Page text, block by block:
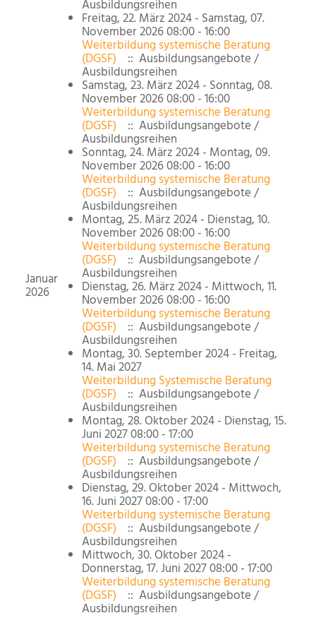
Januar
2026
Ausbildungsreihen
Freitag, 22. März 2024 - Samstag, 07.
November 2026 08:00 - 16:00
Weiterbildung systemische Beratung
(DGSF) :: Ausbildungsangebote /
Ausbildungsreihen
Samstag, 23. März 2024 - Sonntag, 08.
November 2026 08:00 - 16:00
Weiterbildung systemische Beratung
(DGSF) :: Ausbildungsangebote /
Ausbildungsreihen
Sonntag, 24. März 2024 - Montag, 09.
November 2026 08:00 - 16:00
Weiterbildung systemische Beratung
(DGSF) :: Ausbildungsangebote /
Ausbildungsreihen
Montag, 25. März 2024 - Dienstag, 10.
November 2026 08:00 - 16:00
Weiterbildung systemische Beratung
(DGSF) :: Ausbildungsangebote /
Ausbildungsreihen
Dienstag, 26. März 2024 - Mittwoch, 11.
November 2026 08:00 - 16:00
Weiterbildung systemische Beratung
(DGSF) :: Ausbildungsangebote /
Ausbildungsreihen
Montag, 30. September 2024 - Freitag,
14. Mai 2027
Weiterbildung Systemische Beratung
(DGSF) :: Ausbildungsangebote /
Ausbildungsreihen
Montag, 28. Oktober 2024 - Dienstag, 15.
Juni 2027 08:00 - 17:00
Weiterbildung systemische Beratung
(DGSF) :: Ausbildungsangebote /
Ausbildungsreihen
Dienstag, 29. Oktober 2024 - Mittwoch,
16. Juni 2027 08:00 - 17:00
Weiterbildung systemische Beratung
(DGSF) :: Ausbildungsangebote /
Ausbildungsreihen
Mittwoch, 30. Oktober 2024 -
Donnerstag, 17. Juni 2027 08:00 - 17:00
Weiterbildung systemische Beratung
(DGSF) :: Ausbildungsangebote /
Ausbildungsreihen